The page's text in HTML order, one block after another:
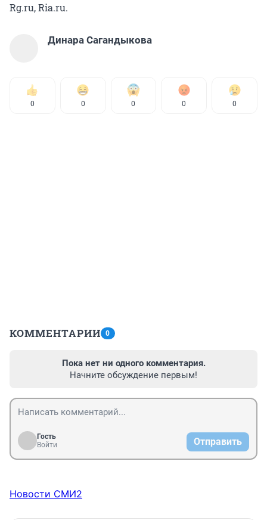
Rg.ru, Ria.ru.
Динара Сагандыкова
0 0 0 0 0
КОММЕНТАРИИ 0
Пока нет ни одного комментария.
Начните обсуждение первым!
Гость
Войти
Отправить
Новости СМИ2